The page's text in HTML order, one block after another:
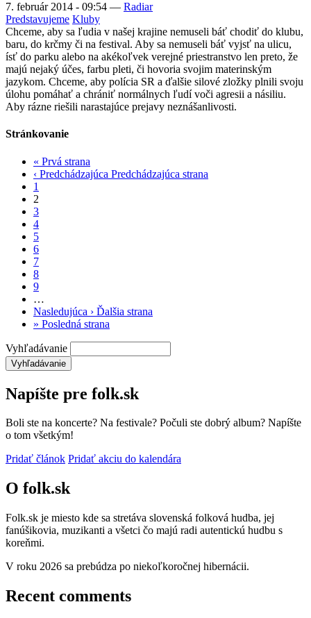
7. február 2014 - 09:54 — Radiar
Predstavujeme Kluby
Chceme, aby sa ľudia v našej krajine nemuseli báť chodiť do klubu,
baru, do krčmy či na festival. Aby sa nemuseli báť vyjsť na ulicu,
ísť do parku alebo na akékoľvek verejné priestranstvo len preto, že
majú nejaký účes, farbu pleti, či hovoria svojim materinským
jazykom. Chceme, aby polícia SR a ďalšie silové zložky plnili svoju
úlohu pomáhať a chrániť normálnych ľudí voči agresii a násiliu.
Aby rázne riešili narastajúce prejavy neznášanlivosti.
Stránkovanie
« Prvá strana
‹ Predchádzajúca Predchádzajúca strana
1
2
3
4
5
6
7
8
9
…
Nasledujúca › Ďalšia strana
» Posledná strana
Vyhľadávanie
Napíšte pre folk.sk
Boli ste na koncerte? Na festivale? Počuli ste dobrý album? Napíšte
o tom všetkým!
Pridať článok Pridať akciu do kalendára
O folk.sk
Folk.sk je miesto kde sa stretáva slovenská folková hudba, jej
fanúšikovia, muzikanti a všetci čo majú radi autentickú hudbu s
koreňmi.
V roku 2026 sa prebúdza po niekoľkoročnej hibernácii.
Recent comments